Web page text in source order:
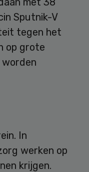
Sputnik-V
tegen het
op grote
worden
In
werken op
krijgen.